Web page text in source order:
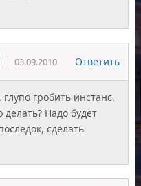
03.09.2010 Ответить
гробить инстанс.
Надо будет
сделать